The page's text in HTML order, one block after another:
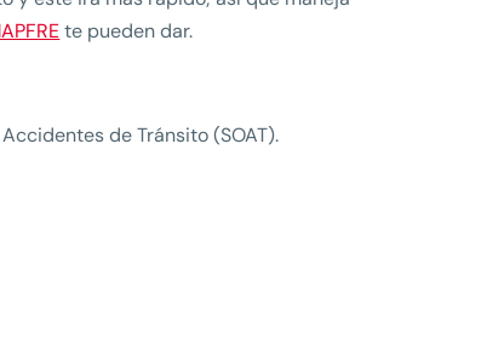
te pueden dar.
de Tránsito (SOAT).